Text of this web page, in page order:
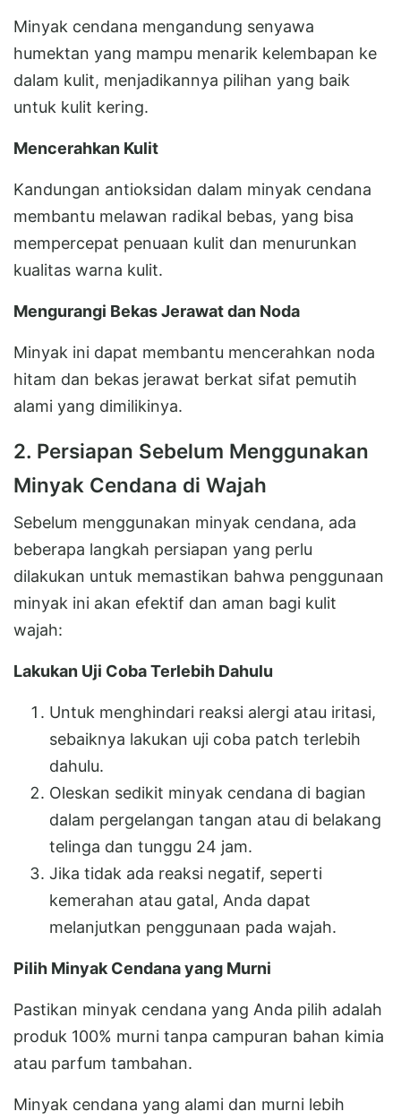
Minyak cendana mengandung senyawa
humektan yang mampu menarik kelembapan ke
dalam kulit, menjadikannya pilihan yang baik
untuk kulit kering.
Mencerahkan Kulit
Kandungan antioksidan dalam minyak cendana
membantu melawan radikal bebas, yang bisa
mempercepat penuaan kulit dan menurunkan
kualitas warna kulit.
Mengurangi Bekas Jerawat dan Noda
Minyak ini dapat membantu mencerahkan noda
hitam dan bekas jerawat berkat sifat pemutih
alami yang dimilikinya.
2. Persiapan Sebelum Menggunakan
Minyak Cendana di Wajah
Sebelum menggunakan minyak cendana, ada
beberapa langkah persiapan yang perlu
dilakukan untuk memastikan bahwa penggunaan
minyak ini akan efektif dan aman bagi kulit
wajah:
Lakukan Uji Coba Terlebih Dahulu
Untuk menghindari reaksi alergi atau iritasi,
sebaiknya lakukan uji coba patch terlebih
dahulu.
Oleskan sedikit minyak cendana di bagian
dalam pergelangan tangan atau di belakang
telinga dan tunggu 24 jam.
Jika tidak ada reaksi negatif, seperti
kemerahan atau gatal, Anda dapat
melanjutkan penggunaan pada wajah.
Pilih Minyak Cendana yang Murni
Pastikan minyak cendana yang Anda pilih adalah
produk 100% murni tanpa campuran bahan kimia
atau parfum tambahan.
Minyak cendana yang alami dan murni lebih